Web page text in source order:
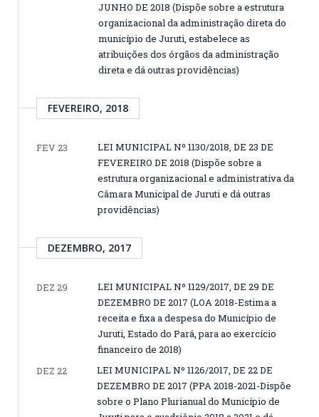
JUNHO DE 2018 (Dispõe sobre a estrutura
organizacional da administração direta do
município de Juruti, estabelece as
atribuições dos órgãos da administração
direta e dá outras providências)
FEVEREIRO, 2018
FEV 23
LEI MUNICIPAL Nº 1130/2018, DE 23 DE
FEVEREIRO DE 2018 (Dispõe sobre a
estrutura organizacional e administrativa da
Câmara Municipal de Juruti e dá outras
providências)
DEZEMBRO, 2017
DEZ 29
LEI MUNICIPAL Nº 1129/2017, DE 29 DE
DEZEMBRO DE 2017 (LOA 2018-Estima a
receita e fixa a despesa do Município de
Juruti, Estado do Pará, para ao exercício
financeiro de 2018)
DEZ 22
LEI MUNICIPAL Nº 1126/2017, DE 22 DE
DEZEMBRO DE 2017 (PPA 2018-2021-Dispõe
sobre o Plano Plurianual do Município de